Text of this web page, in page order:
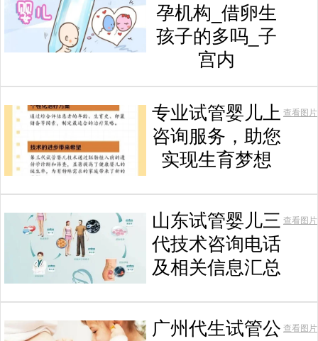
孕机构_借卵生
孩子的多吗_子
宫内
专业试管婴儿上
咨询服务，助您
实现生育梦想
查看图片
山东试管婴儿三
代技术咨询电话
及相关信息汇总
查看图片
广州代生试管公 查看图片